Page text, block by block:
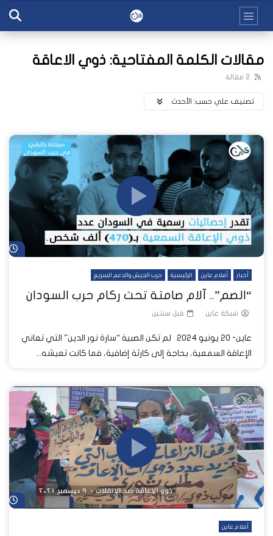
مقالات الكلمة المفتاحية: ذوي الاعاقة
2 مقالة
تصنيف علي حسب: اﻷحدث
أخبار أفلام عاين الرئيسية حرب الجيش والدعم السريع
“الصم”.. آلام صامتة تحت ركام حرب السودان
شبكة عاين قبل سنتين
عاين- 20 يونيو 2024 لم تكن الصبية “سارة نور الدين” التي تعاني
الإعاقة السمعية، بحاجة إلى كارثة إضافية، فما كانت تعيشه...
أفلام عاين